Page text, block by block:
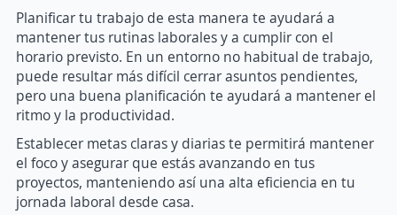
Planificar tu trabajo de esta manera te ayudará a
mantener tus rutinas laborales y a cumplir con el
horario previsto. En un entorno no habitual de trabajo,
puede resultar más difícil cerrar asuntos pendientes,
pero una buena planificación te ayudará a mantener el
ritmo y la productividad.
Establecer metas claras y diarias te permitirá mantener
el foco y asegurar que estás avanzando en tus
proyectos, manteniendo así una alta eficiencia en tu
jornada laboral desde casa.